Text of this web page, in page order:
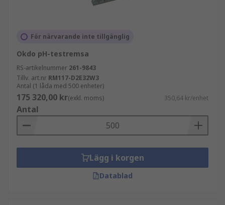
För närvarande inte tillgänglig
Okdo pH-testremsa
RS-artikelnummer 261-9843
Tillv. art.nr RM117-D2E32W3
Antal (1 låda med 500 enheter)
175 320,00 kr(exkl. moms) 350,64 kr/enhet
Antal
Lägg i korgen
Datablad